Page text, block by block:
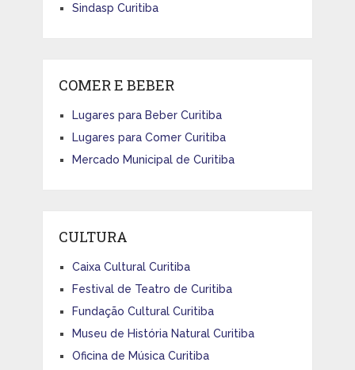
Sindasp Curitiba
COMER E BEBER
Lugares para Beber Curitiba
Lugares para Comer Curitiba
Mercado Municipal de Curitiba
CULTURA
Caixa Cultural Curitiba
Festival de Teatro de Curitiba
Fundação Cultural Curitiba
Museu de História Natural Curitiba
Oficina de Música Curitiba